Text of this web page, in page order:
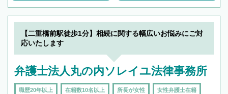
【二重橋前駅徒歩1分】相続に関する幅広いお悩みにご対
応いたします
弁護士法人丸の内ソレイユ法律事務所
職歴20年以上 在籍数10名以上 所長が女性 女性弁護士在籍